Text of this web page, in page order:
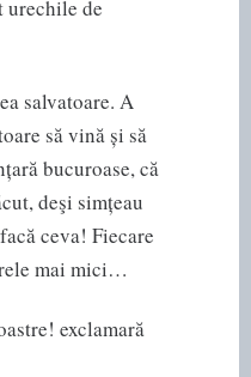
urechile de
salvatoare. A
să vină și să
bucuroase, că
deşi simțeau
ceva! Fiecare
mai mici…
exclamară